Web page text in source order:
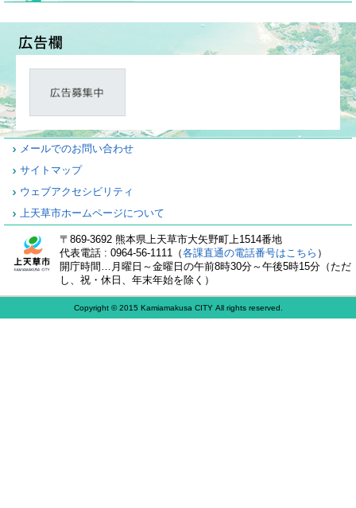
メールでのお問い合わせ
サイトマップ
ウェブアクセシビリティ
上天草市ホームページについて
〒869-3692 熊本県上天草市大矢野町上1514番地
代表電話 : 0964-56-1111（各課直通の電話番号はこちら ）
開庁時間…月曜日～金曜日の午前8時30分～午後5時15分（ただ
し、祝・休日、年末年始を除く）
Copyright © 2015 Kamiamakusa CITY All rights reserved.